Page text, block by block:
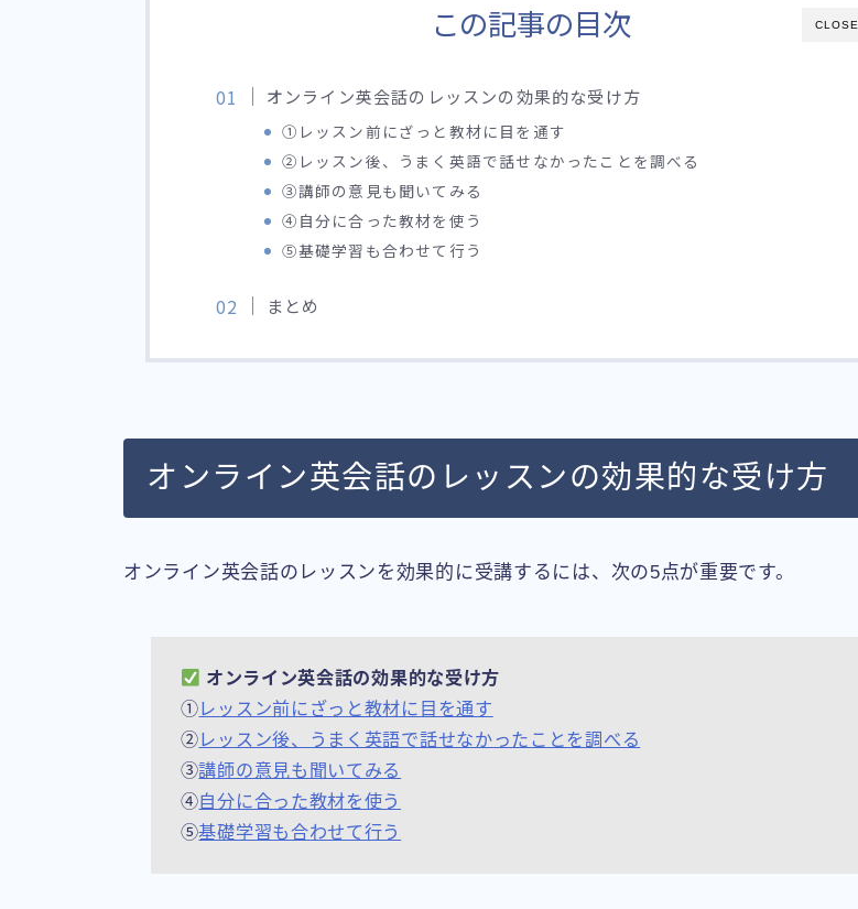
CLOSE
この記事の目次
オンライン英会話のレッスンの効果的な受け方
①レッスン前にざっと教材に目を通す
②レッスン後、うまく英語で話せなかったことを調べる
③講師の意見も聞いてみる
④自分に合った教材を使う
⑤基礎学習も合わせて行う
まとめ
オンライン英会話のレッスンの効果的な受け方
オンライン英会話のレッスンを効果的に受講するには、次の5点が重要です。
オンライン英会話の効果的な受け方
①レッスン前にざっと教材に目を通す
②レッスン後、うまく英語で話せなかったことを調べる
③講師の意見も聞いてみる
④自分に合った教材を使う
⑤基礎学習も合わせて行う